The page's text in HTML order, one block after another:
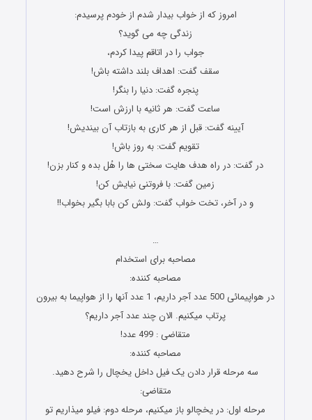
ﺍﻣﺮﻭﺯ ﻛﻪ ﺍﺯ ﺧﻮﺍﺏ ﺑﻴﺪﺍﺭ ﺷﺪﻡ ﺍﺯ ﺧﻮﺩﻡ ﭘﺮﺳﻴﺪﻡ:
ﺯﻧﺪﮔﯽ ﭼﻪ ﻣﯽ ﮔﻮﻳﺪ؟
ﺟﻮﺍﺏ ﺭﺍ ﺩﺭ ﺍﺗﺎﻗﻢ ﭘﻴﺪﺍ ﻛﺮﺩﻡ،
ﺳﻘﻒ ﮔﻔﺖ: ﺍﻫﺪﺍﻑ ﺑﻠﻨﺪ ﺩﺍﺷﺘﻪ ﺑﺎﺵ!
ﭘﻨﺠﺮﻩ ﮔﻔﺖ: ﺩﻧﻴﺎ ﺭﺍ ﺑﻨﮕﺮ!
ﺳﺎﻋﺖ ﮔﻔﺖ: ﻫﺮ ﺛﺎﻧﻴﻪ ﺑﺎ ﺍﺭﺯﺵ ﺍﺳﺖ!
ﺁﻳﻴﻨﻪ ﮔﻔﺖ: ﻗﺒﻞ ﺍﺯ ﻫﺮ ﻛﺎﺭﯼ ﺑﻪ ﺑﺎﺯﺗﺎﺏ ﺁﻥ ﺑﻴﻨﺪﻳﺶ!
ﺗﻘﻮﻳﻢ ﮔﻔﺖ: ﺑﻪ ﺭﻭﺯ ﺑﺎﺵ!
ﺩﺭ ﮔﻔﺖ: ﺩﺭ ﺭﺍﻩ ﻫﺪﻑ ﻫﺎﻳﺖ ﺳﺨﺘﯽ ﻫﺎ ﺭﺍ ﻫُﻞ ﺑﺪﻩ ﻭ ﻛﻨﺎﺭ ﺑﺰﻥ!
ﺯﻣﻴﻦ ﮔﻔﺖ: ﺑﺎ ﻓﺮﻭﺗﻨﯽ ﻧﻴﺎﻳﺶ ﻛﻦ!
ﻭ ﺩﺭ ﺁﺧﺮ، ﺗﺨﺖ ﺧﻮﺍﺏ ﮔﻔﺖ: ﻭﻟﺶ ﮐﻦ ﺑﺎﺑﺎ ﺑﮕﯿﺮ ﺑﺨﻮﺍﺏ!!
…
مصاحبه برای استخدام
مصاحبه کننده:
در هواپیمائی 500 عدد آجر داریم، 1 عدد آنها را از هواپیما به بیرون
پرتاب میکنیم. الان چند عدد آجر داریم؟
متقاضی : 499 عدد!
مصاحبه کننده:
سه مرحله قرار دادن یک فیل داخل یخچال را شرح دهید.
متقاضی:
مرحله اول: در یخچالو باز میکنیم، مرحله دوم: فیلو میذاریم تو